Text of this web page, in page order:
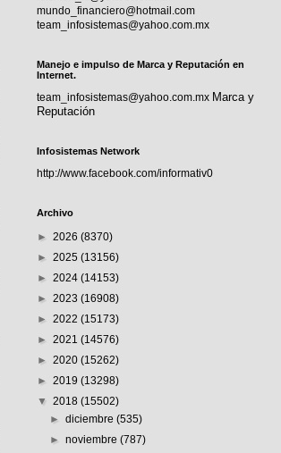
mundo_financiero@hotmail.com
team_infosistemas@yahoo.com.mx
Manejo e impulso de Marca y Reputación en
Internet.
team_infosistemas@yahoo.com.mx Marca y
Reputación
Infosistemas Network
http://www.facebook.com/informativ0
Archivo
► 2026 (8370)
► 2025 (13156)
► 2024 (14153)
► 2023 (16908)
► 2022 (15173)
► 2021 (14576)
► 2020 (15262)
► 2019 (13298)
▼ 2018 (15502)
►diciembre(535)
►noviembre(787)